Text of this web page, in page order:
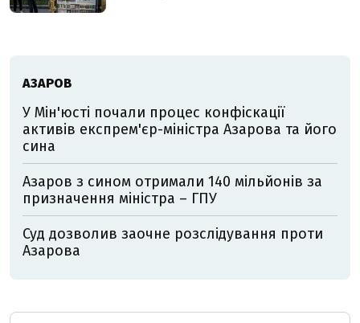
АЗАРОВ
У Мін'юсті почали процес конфіскації
активів експрем'єр-міністра Азарова та його
сина
Азаров з сином отримали 140 мільйонів за
призначення міністра – ГПУ
Суд дозволив заочне розслідування проти
Азарова